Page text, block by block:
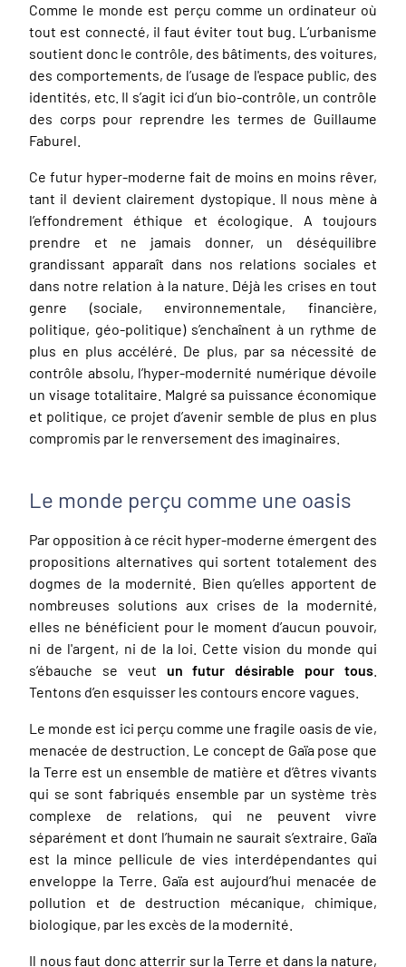
Comme le monde est perçu comme un ordinateur où
tout est connecté, il faut éviter tout bug. L’urbanisme
soutient donc le contrôle, des bâtiments, des voitures,
des comportements, de l’usage de l'espace public, des
identités, etc. Il s’agit ici d’un bio-contrôle, un contrôle
des corps pour reprendre les termes de Guillaume
Faburel.
Ce futur hyper-moderne fait de moins en moins rêver,
tant il devient clairement dystopique. Il nous mène à
l’effondrement éthique et écologique. A toujours
prendre et ne jamais donner, un déséquilibre
grandissant apparaît dans nos relations sociales et
dans notre relation à la nature. Déjà les crises en tout
genre (sociale, environnementale, financière,
politique, géo-politique) s’enchaînent à un rythme de
plus en plus accéléré. De plus, par sa nécessité de
contrôle absolu, l’hyper-modernité numérique dévoile
un visage totalitaire. Malgré sa puissance économique
et politique, ce projet d’avenir semble de plus en plus
compromis par le renversement des imaginaires.
Le monde perçu comme une oasis
Par opposition à ce récit hyper-moderne émergent des
propositions alternatives qui sortent totalement des
dogmes de la modernité. Bien qu’elles apportent de
nombreuses solutions aux crises de la modernité,
elles ne bénéficient pour le moment d’aucun pouvoir,
ni de l'argent, ni de la loi. Cette vision du monde qui
s’ébauche se veut un futur désirable pour tous
Tentons d’en esquisser les contours encore vagues.
Le monde est ici perçu comme une fragile oasis de vie,
menacée de destruction. Le concept de Gaïa pose que
la Terre est un ensemble de matière et d’êtres vivants
qui se sont fabriqués ensemble par un système très
complexe de relations, qui ne peuvent vivre
séparément et dont l’humain ne saurait s’extraire. Gaïa
est la mince pellicule de vies interdépendantes qui
enveloppe la Terre. Gaïa est aujourd’hui menacée de
pollution et de destruction mécanique, chimique,
biologique, par les excès de la modernité.
Il nous faut donc atterrir sur la Terre et dans la nature,